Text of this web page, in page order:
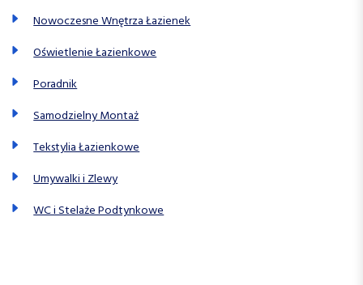
Nowoczesne Wnętrza Łazienek
Oświetlenie Łazienkowe
Poradnik
Samodzielny Montaż
Tekstylia Łazienkowe
Umywalki i Zlewy
WC i Stelaże Podtynkowe